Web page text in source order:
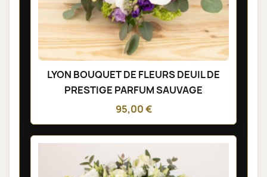
LYON BOUQUET DE FLEURS DEUIL DE
PRESTIGE PARFUM SAUVAGE
95,00 €